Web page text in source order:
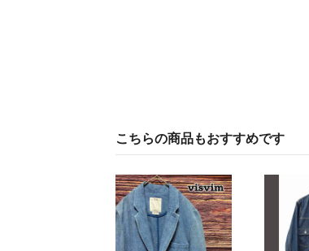
こちらの商品もおすすめです